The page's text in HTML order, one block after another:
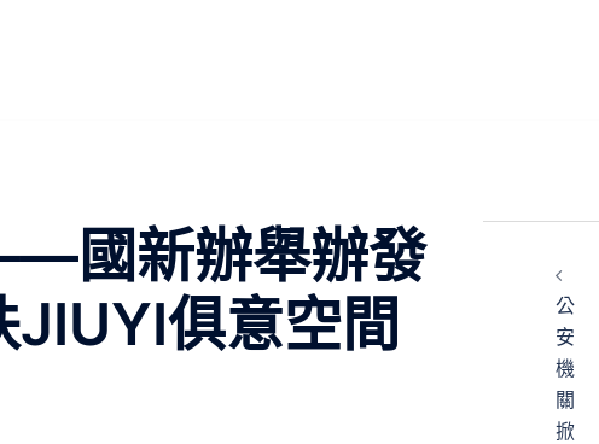
國新辦舉辦發
俱意空間
公
安
機
關
掀